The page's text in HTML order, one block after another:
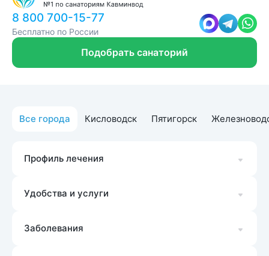
8 800 700-15-77
Бесплатно по России
Подобрать санаторий
Все города Кисловодск Пятигорск
Профиль лечения
Удобства и услуги
Заболевания